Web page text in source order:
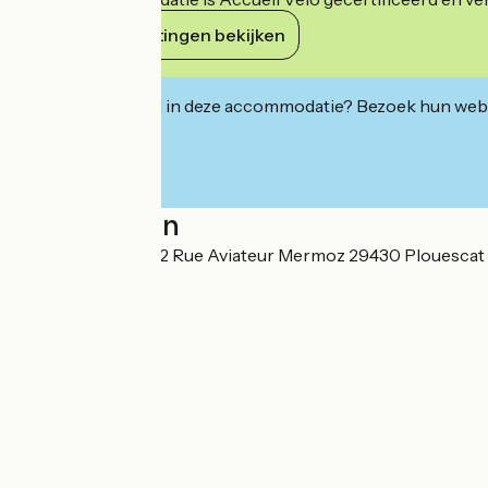
Haar verplichtingen bekijken
Geïnteresseerd in deze accommodatie? Bezoek hun
Localisation
"La Bonne étoile" 2 Rue Aviateur Mermoz 29430 Plouescat